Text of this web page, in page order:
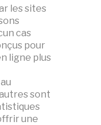
les sites
cas
pour
ligne plus
sont
une